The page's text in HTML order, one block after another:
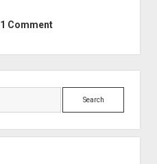
1 Comment
Search